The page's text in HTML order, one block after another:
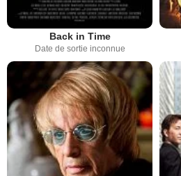
Back in Time
Date de sortie inconnue